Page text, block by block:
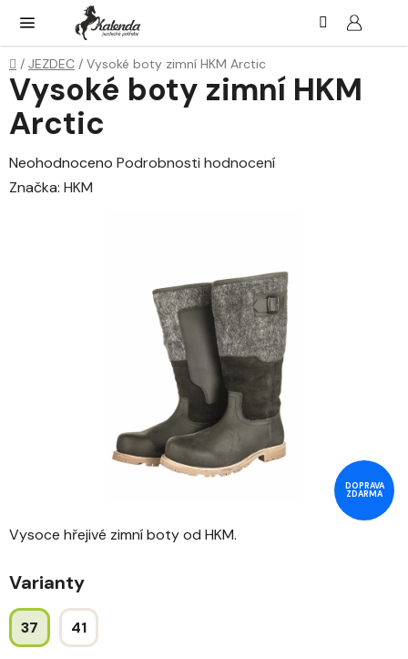
obsah
Domů
/ JEZDEC / Vysoké boty zimní HKM Arctic
Vysoce hřejivé zimní boty od HKM.
Varianty
37 41
Vysoké boty zimní HKM
Arctic
Průměrné
hodnocení
Neohodnoceno Podrobnosti hodnocení
Značka: HKM
DOPRAVA
ZDARMA